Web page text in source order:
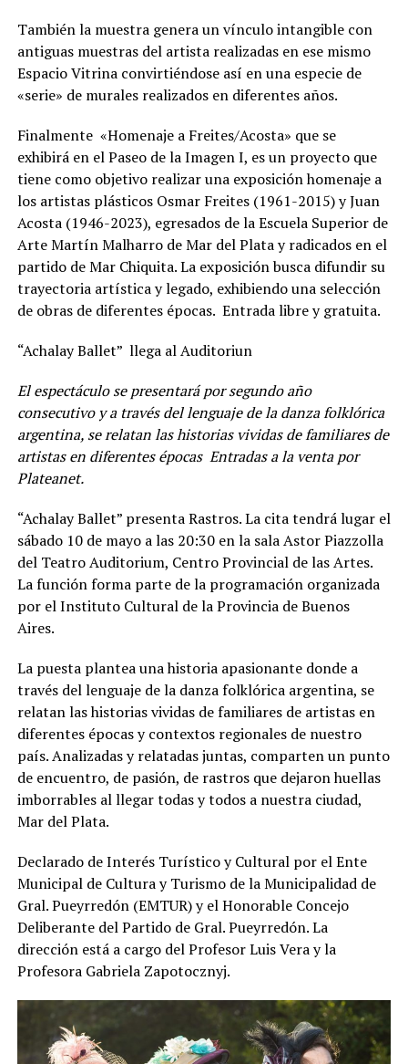
También la muestra genera un vínculo intangible con
antiguas muestras del artista realizadas en ese mismo
Espacio Vitrina convirtiéndose así en una especie de
«serie» de murales realizados en diferentes años.
Finalmente «Homenaje a Freites/Acosta» que se
exhibirá en el Paseo de la Imagen I, es un proyecto que
tiene como objetivo realizar una exposición homenaje a
los artistas plásticos Osmar Freites (1961-2015) y Juan
Acosta (1946-2023), egresados de la Escuela Superior de
Arte Martín Malharro de Mar del Plata y radicados en el
partido de Mar Chiquita. La exposición busca difundir su
trayectoria artística y legado, exhibiendo una selección
de obras de diferentes épocas. Entrada libre y gratuita.
“Achalay Ballet” llega al Auditoriun
El espectáculo se presentará por segundo año
consecutivo y a través del lenguaje de la danza folklórica
argentina, se relatan las historias vividas de familiares de
artistas en diferentes épocas Entradas a la venta por
Plateanet.
“Achalay Ballet” presenta Rastros. La cita tendrá lugar el
sábado 10 de mayo a las 20:30 en la sala Astor Piazzolla
del Teatro Auditorium, Centro Provincial de las Artes.
La función forma parte de la programación organizada
por el Instituto Cultural de la Provincia de Buenos
Aires.
La puesta plantea una historia apasionante donde a
través del lenguaje de la danza folklórica argentina, se
relatan las historias vividas de familiares de artistas en
diferentes épocas y contextos regionales de nuestro
país. Analizadas y relatadas juntas, comparten un punto
de encuentro, de pasión, de rastros que dejaron huellas
imborrables al llegar todas y todos a nuestra ciudad,
Mar del Plata.
Declarado de Interés Turístico y Cultural por el Ente
Municipal de Cultura y Turismo de la Municipalidad de
Gral. Pueyrredón (EMTUR) y el Honorable Concejo
Deliberante del Partido de Gral. Pueyrredón. La
dirección está a cargo del Profesor Luis Vera y la
Profesora Gabriela Zapotocznyj.